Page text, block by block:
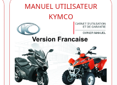
MANUEL UTILISATEUR
KYMCO